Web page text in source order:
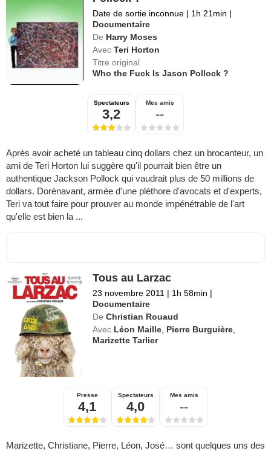
Date de sortie inconnue | 1h 21min |
Documentaire
De Harry Moses
Avec Teri Horton
Titre original
Who the Fuck Is Jason Pollock ?
Spectateurs
3,2
Mes amis
--
Après avoir acheté un tableau cinq dollars chez un brocanteur, un
ami de Teri Horton lui suggère qu'il pourrait bien être un
authentique Jackson Pollock qui vaudrait plus de 50 millions de
dollars. Dorénavant, armée d'une pléthore d'avocats et d'experts,
Teri va tout faire pour prouver au monde impénétrable de l'art
qu'elle est bien la ...
Tous au Larzac
23 novembre 2011 | 1h 58min |
Documentaire
De Christian Rouaud
Avec Léon Maille Pierre Burguière
Marizette Tarlier
Presse
4,1
Spectateurs
4,0
Mes amis
--
Marizette, Christiane, Pierre, Léon, José… sont quelques uns des